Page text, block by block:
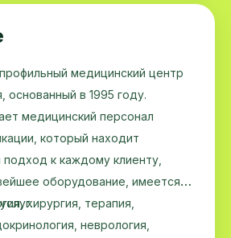
медицинский центр
основанный в 1995 году.
медицинский персонал
который находит
к каждому клиенту,
оборудование, имеется
хирургия, терапия,
неврология,